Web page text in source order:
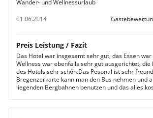
Wander- und Wellnessurlaub
01.06.2014
Preis Leistung / Fazit
Das Hotel war insgesamt sehr gut, das Essen
Wellness war ebenfalls sehr gut ausgerichtet, die
des Hotels sehr schön.Das Pesonal ist sehr
Bregenzerkarte kann man den Bus nehmen und
liegenden Bergbahnen benutzen und das alles